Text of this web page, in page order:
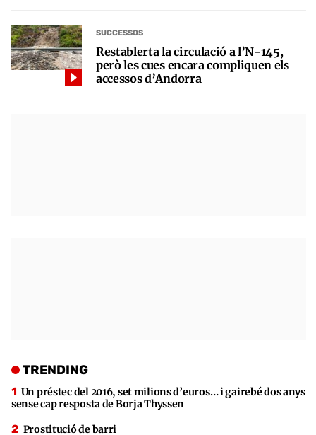
SUCCESSOS
Restablerta la circulació a l’N-145,
però les cues encara compliquen els
accessos d’Andorra
TRENDING
Un préstec del 2016, set milions d’euros… i gairebé dos anys
sense cap resposta de Borja Thyssen
Prostitució de barri